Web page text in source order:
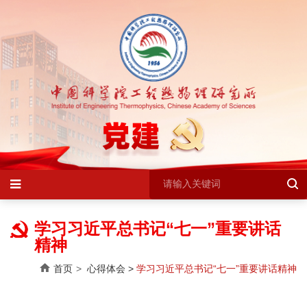
学习习近平总书记“七一”重要讲话
精神
首页 心得体会 > 学习习近平总书记“七一”重要讲话精神